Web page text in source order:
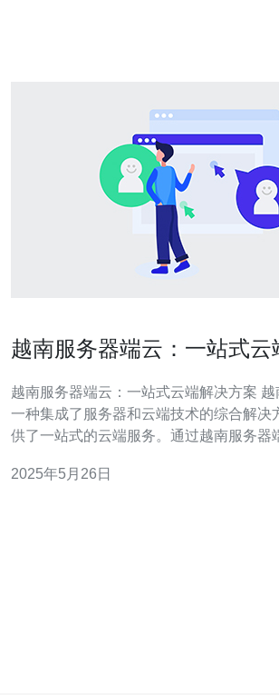
越南服务器端云：一站式云
越南服务器端云：一站式云端解决方案 越南服务器端云是
一种集成了服务器和云端技术的综合解决
供了一站式的云端服务。通过越南服务器
端计算的便利和高效性。 越南服务器端云具有许多优势，
2025年5月26日